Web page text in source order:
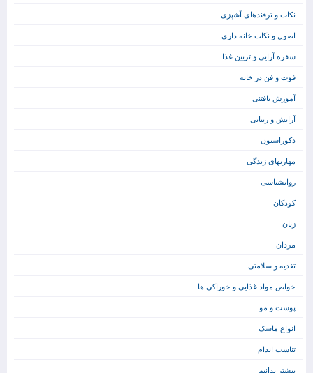
نکات و ترفندهای آشپزی
اصول و نکات خانه داری
سفره آرایی و تزیین غذا
فوت و فن در خانه
آموزش بافتنی
آرایش و زیبایی
دکوراسیون
مهارتهای زندگی
روانشناسی
کودکان
زنان
مردان
تغذیه و سلامتی
خواص مواد غذایی و خوراکی ها
پوست و مو
انواع ماسک
تناسب اندام
بیشتر بدانیم